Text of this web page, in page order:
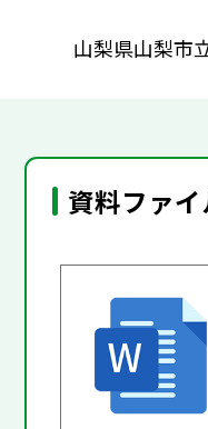
山梨県山梨市
資料ファイ